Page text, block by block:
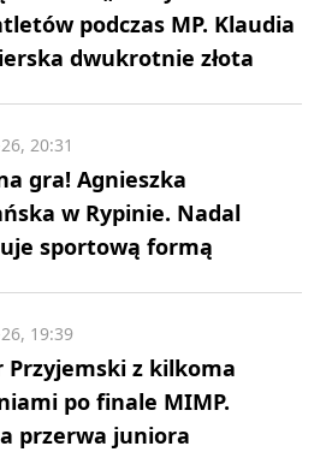
podczas MP. Klaudia
dwukrotnie złota
gra! Agnieszka
w Rypinie. Nadal
sportową formą
20:31
Przyjemski z kilkoma
po finale MIMP.
przerwa juniora
19:39